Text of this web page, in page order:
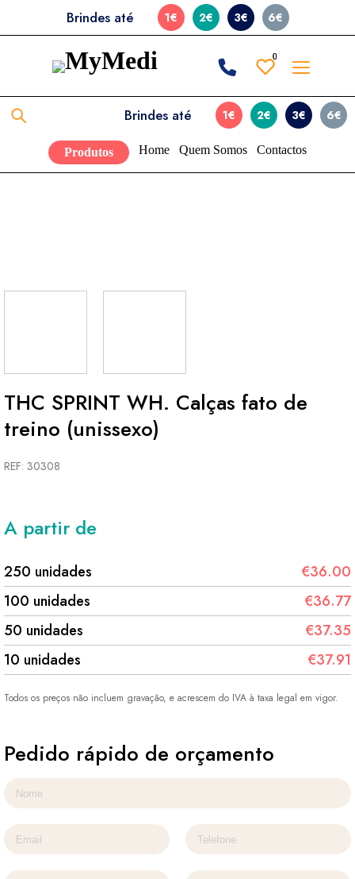
Brindes até 1€ 2€ 3€ 6€
0
0
Brindes até 1€ 2€ 3€ 6€
Produtos Home Quem Somos Contactos
THC SPRINT WH. Calças fato de
treino (unissexo)
REF: 30308
A partir de
250 unidades
€36.00
100 unidades
€36.77
50 unidades
€37.35
10 unidades
€37.91
Todos os preços não incluem gravação, e acrescem do IVA à taxa legal em vigor.
Pedido rápido de orçamento